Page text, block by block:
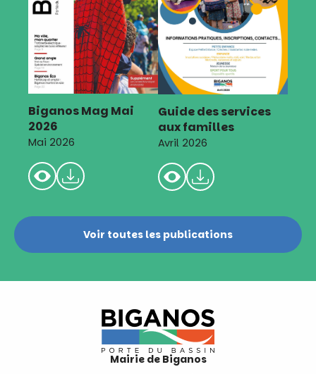
Biganos Mag Mai
2026
Mai 2026
Guide des services
aux familles
Avril 2026
Voir toutes les publications
Mairie de Biganos